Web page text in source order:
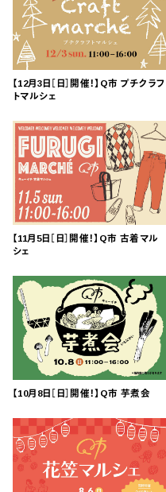
【12月3日［日］開催！】Q市 プチクラフ
トマルシェ
【11月5日［日］開催！】Q市 古着マル
シェ
【10月8日［日］開催！】Q市 芋煮会